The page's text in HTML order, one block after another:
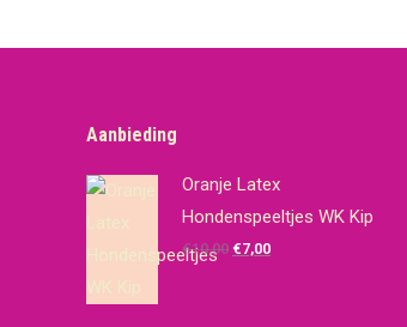
Aanbieding
Oranje Latex
Hondenspeeltjes WK Kip
€10,00 Oorspronkelijke
€7,00Huidige